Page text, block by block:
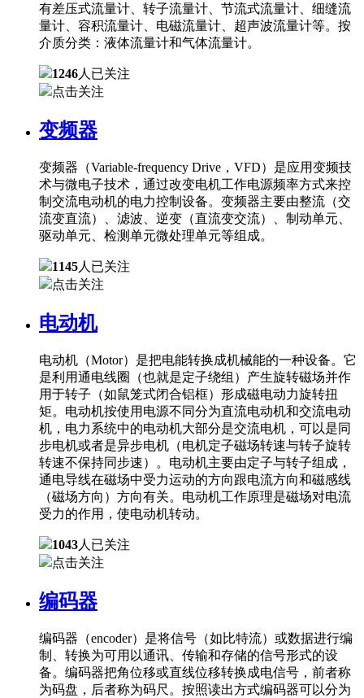
有差压式流量计、转子流量计、节流式流量计、细缝流
量计、容积流量计、电磁流量计、超声波流量计等。按
介质分类：液体流量计和气体流量计。
1246人已关注
点击关注
变频器
变频器（Variable-frequency Drive，VFD）是应用变频技
术与微电子技术，通过改变电机工作电源频率方式来控
制交流电动机的电力控制设备。变频器主要由整流（交
流变直流）、滤波、逆变（直流变交流）、制动单元、
驱动单元、检测单元微处理单元等组成。
1145人已关注
点击关注
电动机
电动机（Motor）是把电能转换成机械能的一种设备。它
是利用通电线圈（也就是定子绕组）产生旋转磁场并作
用于转子（如鼠笼式闭合铝框）形成磁电动力旋转扭
矩。电动机按使用电源不同分为直流电动机和交流电动
机，电力系统中的电动机大部分是交流电机，可以是同
步电机或者是异步电机（电机定子磁场转速与转子旋转
转速不保持同步速）。电动机主要由定子与转子组成，
通电导线在磁场中受力运动的方向跟电流方向和磁感线
（磁场方向）方向有关。电动机工作原理是磁场对电流
受力的作用，使电动机转动。
1043人已关注
点击关注
编码器
编码器（encoder）是将信号（如比特流）或数据进行编
制、转换为可用以通讯、传输和存储的信号形式的设
备。编码器把角位移或直线位移转换成电信号，前者称
为码盘，后者称为码尺。按照读出方式编码器可以分为